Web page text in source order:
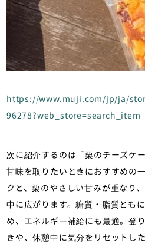
https://www.muji.com/jp/ja/
96278?web_store=search_item
次に紹介するのは「栗のチーズケ
甘味を取りたいときにおすすめの
クと、栗のやさしい甘みが重なり
中に広がります。糖質・脂質とも
め、エネルギー補給にも最適。登
きや、休憩中に気分をリセットし